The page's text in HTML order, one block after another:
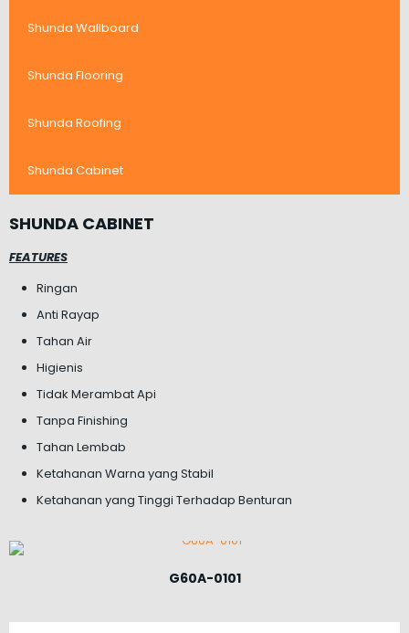
Shunda Wallboard
Shunda Flooring
Shunda Roofing
Shunda Cabinet
SHUNDA CABINET
FEATURES
Ringan
Anti Rayap
Tahan Air
Higienis
Tidak Merambat Api
Tanpa Finishing
Tahan Lembab
Ketahanan Warna yang Stabil
Ketahanan yang Tinggi Terhadap Benturan
G60A-0101